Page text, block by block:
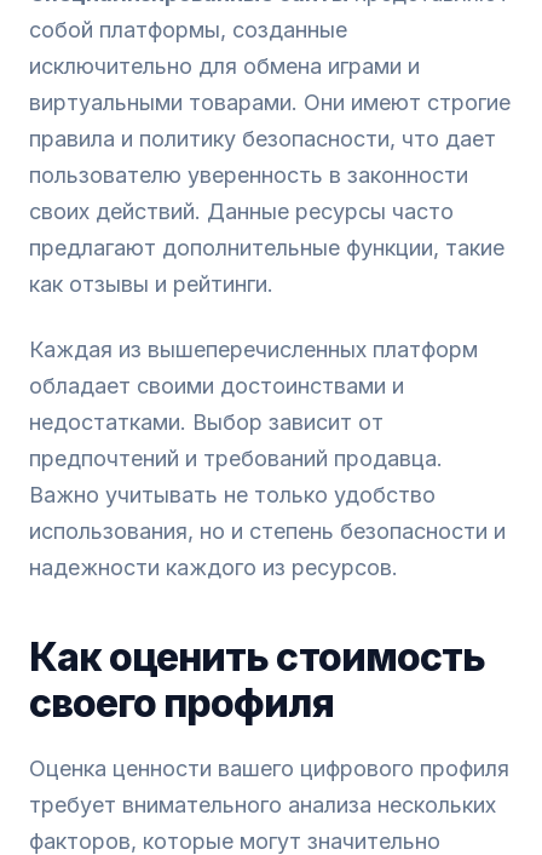
собой платформы, созданные
исключительно для обмена играми и
виртуальными товарами. Они имеют строгие
правила и политику безопасности, что дает
пользователю уверенность в законности
своих действий. Данные ресурсы часто
предлагают дополнительные функции, такие
как отзывы и рейтинги.
Каждая из вышеперечисленных платформ
обладает своими достоинствами и
недостатками. Выбор зависит от
предпочтений и требований продавца.
Важно учитывать не только удобство
использования, но и степень безопасности и
надежности каждого из ресурсов.
Как оценить стоимость
своего профиля
Оценка ценности вашего цифрового профиля
требует внимательного анализа нескольких
факторов, которые могут значительно